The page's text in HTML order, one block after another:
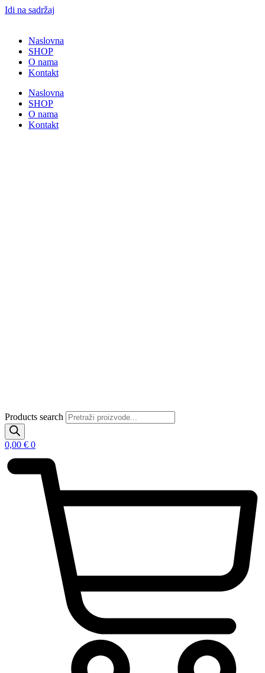
Idi na sadržaj
Naslovna
SHOP
O nama
Kontakt
Naslovna
SHOP
O nama
Kontakt
Products search
0,00 € 0